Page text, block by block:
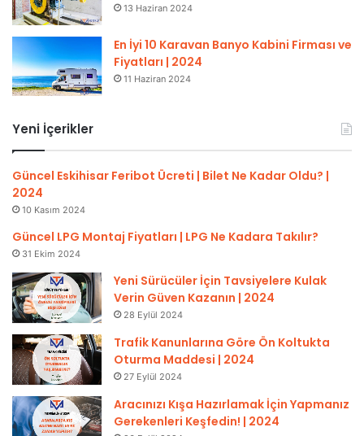
13 Haziran 2024
En İyi 10 Karavan Banyo Kabini Firması ve
Fiyatları | 2024
11 Haziran 2024
Yeni İçerikler
Güncel Eskihisar Feribot Ücreti | Bilet Ne Kadar Oldu? |
2024
10 Kasım 2024
Güncel LPG Montaj Fiyatları | LPG Ne Kadara Takılır?
31 Ekim 2024
Yeni Sürücüler İçin Tavsiyelere Kulak
Verin Güven Kazanın | 2024
28 Eylül 2024
Trafik Kanunlarına Göre Ön Koltukta
Oturma Maddesi | 2024
27 Eylül 2024
Aracınızı Kışa Hazırlamak İçin Yapmanız
Gerekenleri Keşfedin! | 2024